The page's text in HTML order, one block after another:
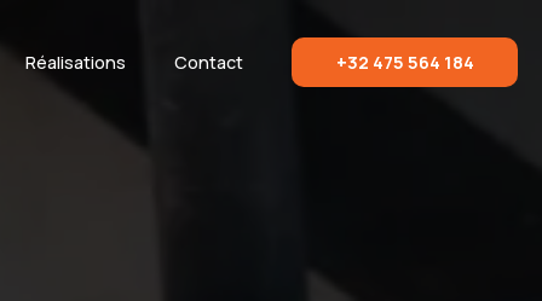
Réalisations Contact +32 475 564 184